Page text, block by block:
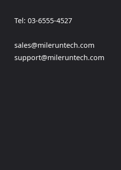
Tel: 03-6555-4527
sales@mileruntech.com
support@mileruntech.com